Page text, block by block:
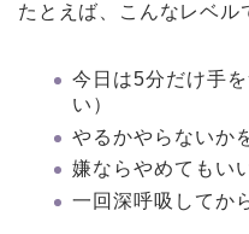
たとえば、こんなレベル
今日は5分だけ手
い）
やるかやらないか
嫌ならやめてもい
一回深呼吸してか